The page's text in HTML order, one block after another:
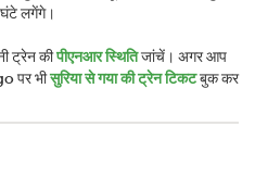
लगेंगे।
ट्रेन कीपीएनआर स्थितिजांचें। अगर आप
पर भीसुरिया से गया की ट्रेन टिकटबुक कर